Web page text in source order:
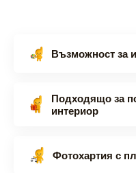
Възможност за
Подходящо за
интериор
Фотохартия с